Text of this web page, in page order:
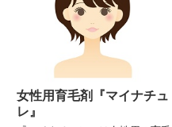
女性用育毛剤『マイナチュ
レ』